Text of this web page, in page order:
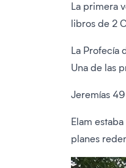
La primera
libros de 2
La Profecía
Una de las
Jeremías
Elam
planes